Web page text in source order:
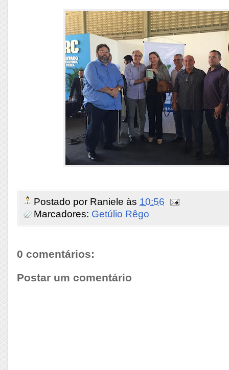
Postado por Raniele às 10:56
Marcadores: Getúlio Rêgo
0 comentários:
Postar um comentário